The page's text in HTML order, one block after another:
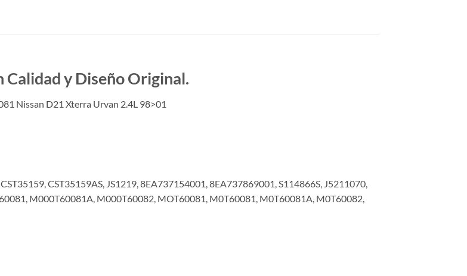
y Diseño Original.
Nissan D21 Xterra Urvan 2.4L 98>01
CST35159AS, JS1219, 8EA737154001, 8EA737869001, S114866S, J5211070,
M000T60081A, M000T60082, MOT60081, M0T60081, M0T60081A, M0T60082,